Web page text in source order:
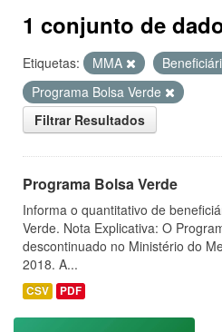
1 conjunto de
Etiquetas: MMA
Programa Bolsa Verde
Filtrar Resultados
Programa Bolsa Verde
Informa o quantitativo de
Verde. Nota Explicativa: O
descontinuado no Ministério do
2018. A...
CSV PDF